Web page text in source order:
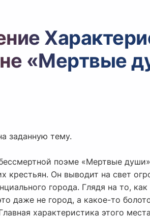
«Мертвые
заданную тему.
поэме «Мертвые
крестьян. Он выводит на свет
города. Глядя на то,
даже не город, а какое-то
характеристика этого